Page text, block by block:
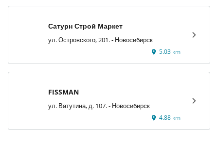
Сатурн Строй Маркет
ул. Островского, 201. - Новосибирск
5.03 km
FISSMAN
ул. Ватутина, д. 107. - Новосибирск
4.88 km